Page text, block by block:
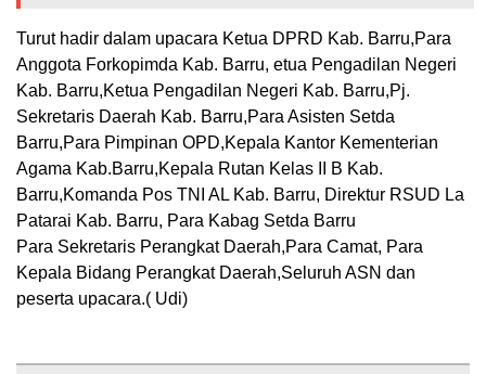
Turut hadir dalam upacara Ketua DPRD Kab. Barru,Para
Anggota Forkopimda Kab. Barru, etua Pengadilan Negeri
Kab. Barru,Ketua Pengadilan Negeri Kab. Barru,Pj.
Sekretaris Daerah Kab. Barru,Para Asisten Setda
Barru,Para Pimpinan OPD,Kepala Kantor Kementerian
Agama Kab.Barru,Kepala Rutan Kelas II B Kab.
Barru,Komanda Pos TNI AL Kab. Barru, Direktur RSUD La
Patarai Kab. Barru, Para Kabag Setda Barru
Para Sekretaris Perangkat Daerah,Para Camat, Para
Kepala Bidang Perangkat Daerah,Seluruh ASN dan
peserta upacara.( Udi)